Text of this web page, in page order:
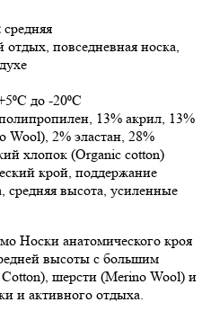
средняя
отдых, повседневная носка,
до -20⁰С
13% акрил, 13%
Wool), 2% эластан, 28%
хлопок (Organic cotton)
крой, поддержание
средняя высота, усиленные
Носки анатомического кроя
высоты с большим
шерсти (Merino Wool) и
и активного отдыха.